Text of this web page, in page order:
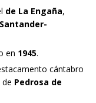
de La Engaña,
en 1945.
cántabro
Pedrosa de